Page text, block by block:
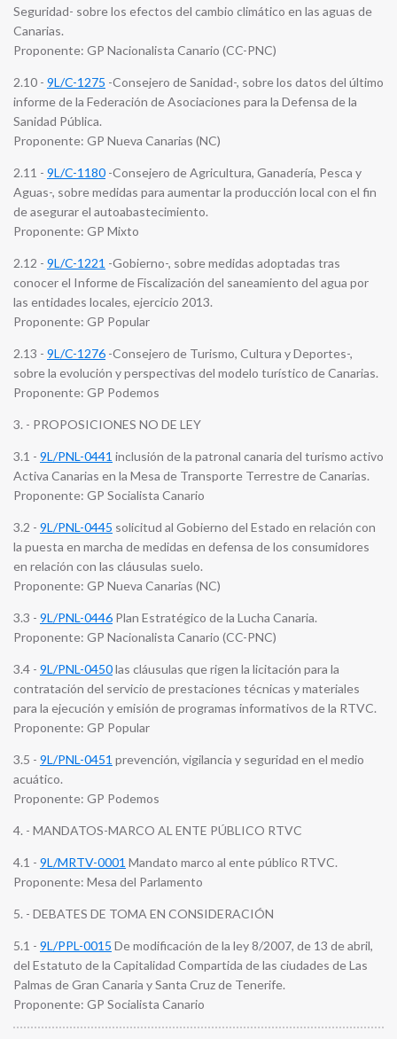
Seguridad- sobre los efectos del cambio climático en las aguas de
Canarias.
Proponente: GP Nacionalista Canario (CC-PNC)
2.10 - 9L/C-1275 -Consejero de Sanidad-, sobre los datos del último
informe de la Federación de Asociaciones para la Defensa de la
Sanidad Pública.
Proponente: GP Nueva Canarias (NC)
2.11 - 9L/C-1180 -Consejero de Agricultura, Ganadería, Pesca y
Aguas-, sobre medidas para aumentar la producción local con el fin
de asegurar el autoabastecimiento.
Proponente: GP Mixto
2.12 - 9L/C-1221 -Gobierno-, sobre medidas adoptadas tras
conocer el Informe de Fiscalización del saneamiento del agua por
las entidades locales, ejercicio 2013.
Proponente: GP Popular
2.13 - 9L/C-1276 -Consejero de Turismo, Cultura y Deportes-,
sobre la evolución y perspectivas del modelo turístico de Canarias.
Proponente: GP Podemos
3. - PROPOSICIONES NO DE LEY
3.1 - 9L/PNL-0441 inclusión de la patronal canaria del turismo activo
Activa Canarias en la Mesa de Transporte Terrestre de Canarias.
Proponente: GP Socialista Canario
3.2 - 9L/PNL-0445 solicitud al Gobierno del Estado en relación con
la puesta en marcha de medidas en defensa de los consumidores
en relación con las cláusulas suelo.
Proponente: GP Nueva Canarias (NC)
3.3 - 9L/PNL-0446 Plan Estratégico de la Lucha Canaria.
Proponente: GP Nacionalista Canario (CC-PNC)
3.4 - 9L/PNL-0450las cláusulas que rigen la licitación para la
contratación del servicio de prestaciones técnicas y materiales
para la ejecución y emisión de programas informativos de la RTVC.
Proponente: GP Popular
3.5 - 9L/PNL-0451 prevención, vigilancia y seguridad en el medio
acuático.
Proponente: GP Podemos
4. - MANDATOS-MARCO AL ENTE PÚBLICO RTVC
4.1 - 9L/MRTV-0001 Mandato marco al ente público RTVC.
Proponente: Mesa del Parlamento
5. - DEBATES DE TOMA EN CONSIDERACIÓN
5.1 - 9L/PPL-0015 De modificación de la ley 8/2007, de 13 de abril,
del Estatuto de la Capitalidad Compartida de las ciudades de Las
Palmas de Gran Canaria y Santa Cruz de Tenerife.
Proponente: GP Socialista Canario